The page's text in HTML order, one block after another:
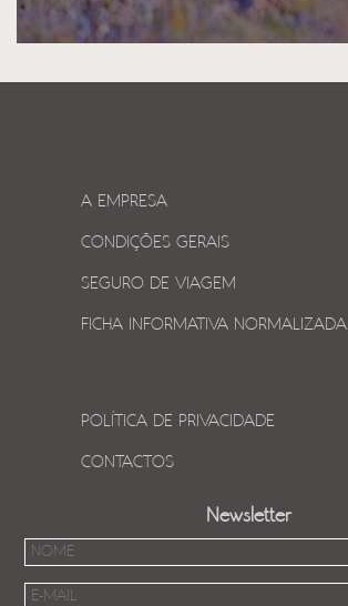
A EMPRESA
CONDIÇÕES GERAIS
SEGURO DE VIAGEM
FICHA INFORMATIVA NORMALIZADA
POLÍTICA DE PRIVACIDADE
CONTACTOS
Newsletter